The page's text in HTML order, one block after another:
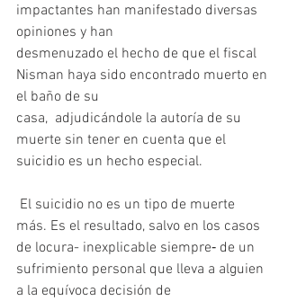
impactantes han manifestado diversas
opiniones y han
desmenuzado el hecho de que el fiscal
Nisman haya sido encontrado muerto en
el baño de su
casa,  adjudicándole la autoría de su
muerte sin tener en cuenta que el
suicidio es un hecho especial.
más. Es el resultado, salvo en los casos
de locura- inexplicable siempre‐ de un
sufrimiento personal que lleva a alguien
a la equívoca decisión de